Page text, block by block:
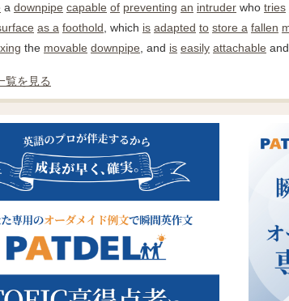
a downpipe capable of preventing an intruder who tries
as a foothold , which is adapted to store a fallen
the movable downpipe , and is easily attachable and
覧を見る